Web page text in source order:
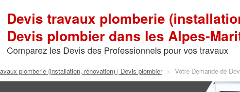
Devis travaux plomberie
Devis plombier dans les Alpes-
Comparez les Devis des Professionnels pour vos travaux
plomberie (installation, rénovation) | Devis plombier > Votre Demande de